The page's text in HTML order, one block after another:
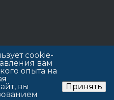
cookie-
вам
опыта на
вы
Принять